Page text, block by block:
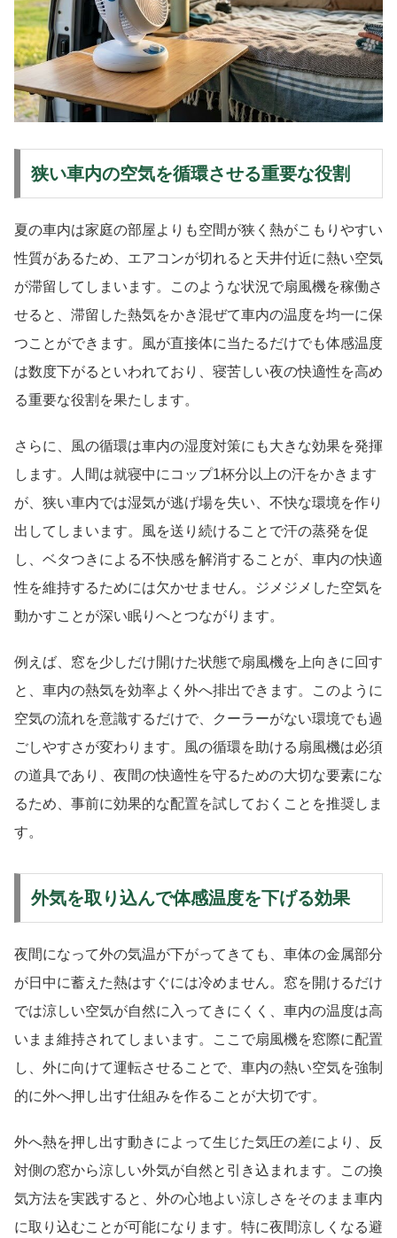
狭い車内の空気を循環させる重要な役割
夏の車内は家庭の部屋よりも空間が狭く熱がこもりやすい
性質があるため、エアコンが切れると天井付近に熱い空気
が滞留してしまいます。このような状況で扇風機を稼働さ
せると、滞留した熱気をかき混ぜて車内の温度を均一に保
つことができます。風が直接体に当たるだけでも体感温度
は数度下がるといわれており、寝苦しい夜の快適性を高め
る重要な役割を果たします。
さらに、風の循環は車内の湿度対策にも大きな効果を発揮
します。人間は就寝中にコップ1杯分以上の汗をかきます
が、狭い車内では湿気が逃げ場を失い、不快な環境を作り
出してしまいます。風を送り続けることで汗の蒸発を促
し、ベタつきによる不快感を解消することが、車内の快適
性を維持するためには欠かせません。ジメジメした空気を
動かすことが深い眠りへとつながります。
例えば、窓を少しだけ開けた状態で扇風機を上向きに回す
と、車内の熱気を効率よく外へ排出できます。このように
空気の流れを意識するだけで、クーラーがない環境でも過
ごしやすさが変わります。風の循環を助ける扇風機は必須
の道具であり、夜間の快適性を守るための大切な要素にな
るため、事前に効果的な配置を試しておくことを推奨しま
す。
外気を取り込んで体感温度を下げる効果
夜間になって外の気温が下がってきても、車体の金属部分
が日中に蓄えた熱はすぐには冷めません。窓を開けるだけ
では涼しい空気が自然に入ってきにくく、車内の温度は高
いまま維持されてしまいます。ここで扇風機を窓際に配置
し、外に向けて運転させることで、車内の熱い空気を強制
的に外へ押し出す仕組みを作ることが大切です。
外へ熱を押し出す動きによって生じた気圧の差により、反
対側の窓から涼しい外気が自然と引き込まれます。この換
気方法を実践すると、外の心地よい涼しさをそのまま車内
に取り込むことが可能になります。特に夜間涼しくなる避